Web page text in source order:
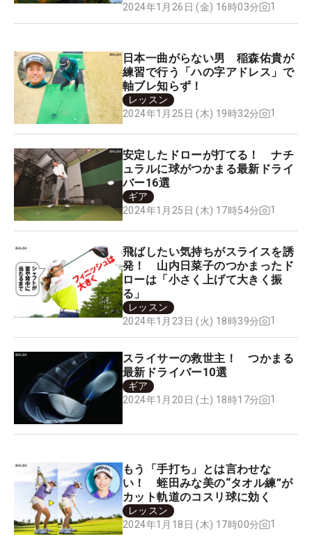
2024年1月26日 (金) 16時03分
1
日本一曲がらない男 稲森佑貴が
練習で行う「ハの字アドレス」で
軸ブレ知らず！
レッスン
2024年1月25日 (木) 19時32分
1
安定したドローが打てる！ ナチ
ュラルに球がつかまる最新ドライ
バー16選
ギア
2024年1月25日 (木) 17時54分
1
飛ばしたい気持ちがスライスを誘
発！ 山内日菜子のつかまったド
ローは「小さく上げて大きく振
る」
レッスン
2024年1月23日 (火) 18時39分
1
スライサーの救世主！ つかまる
最新ドライバー10選
ギア
2024年1月20日 (土) 18時17分
1
もう「手打ち」とは言わせな
い！ 蛭田みな美の“タオル練”が
カット軌道のコスリ球に効く
レッスン
2024年1月18日 (木) 17時00分
1